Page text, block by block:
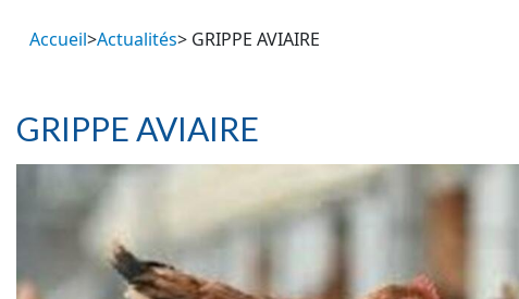
Accueil>Actualités> GRIPPE AVIAIRE
GRIPPE AVIAIRE